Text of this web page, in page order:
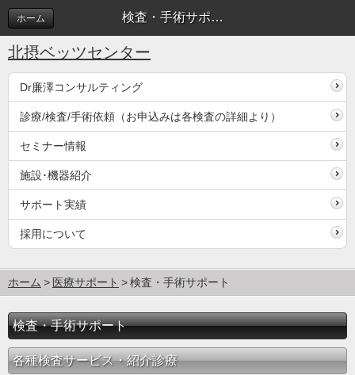
検査・手術サポート
ホーム
北摂ベッツセンター
Dr廉澤コンサルティング
診療/検査/手術依頼（お申込みは各検査の詳細より）
セミナー情報
施設･機器紹介
サポート実績
採用について
ホーム 医療サポート 検査・手術サポート
検査・手術サポート
各種検査サービス・紹介診療